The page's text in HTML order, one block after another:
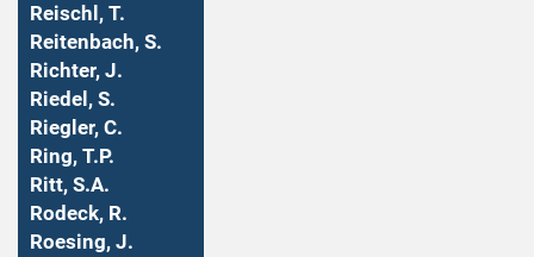
Reischl, T.
Reitenbach, S.
Richter, J.
Riedel, S.
Riegler, C.
Ring, T.P.
Ritt, S.A.
Rodeck, R.
Roesing, J.